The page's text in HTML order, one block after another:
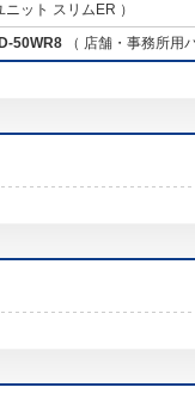
ニット スリムER ）
50WR8 （ 店舗・事務所用